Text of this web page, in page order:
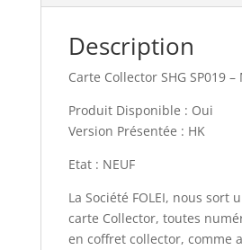
Description
Carte Collector SHG SP019 –
Produit Disponible : Oui
Version Présentée : HK
Etat : NEUF
La Société FOLEI, nous sort
carte Collector, toutes
en coffret collector, comme